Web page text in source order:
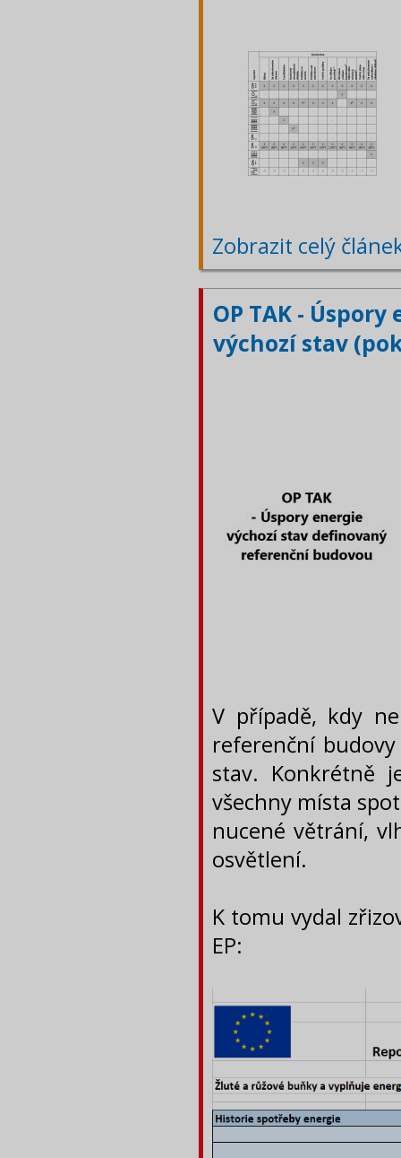
Zobrazit celý
OP TAK -
výchozí stav
V případě, kdy
referenční
stav. Konkrétně
všechny místa
nucené větrání,
osvětlení.
K tomu vydal
EP: